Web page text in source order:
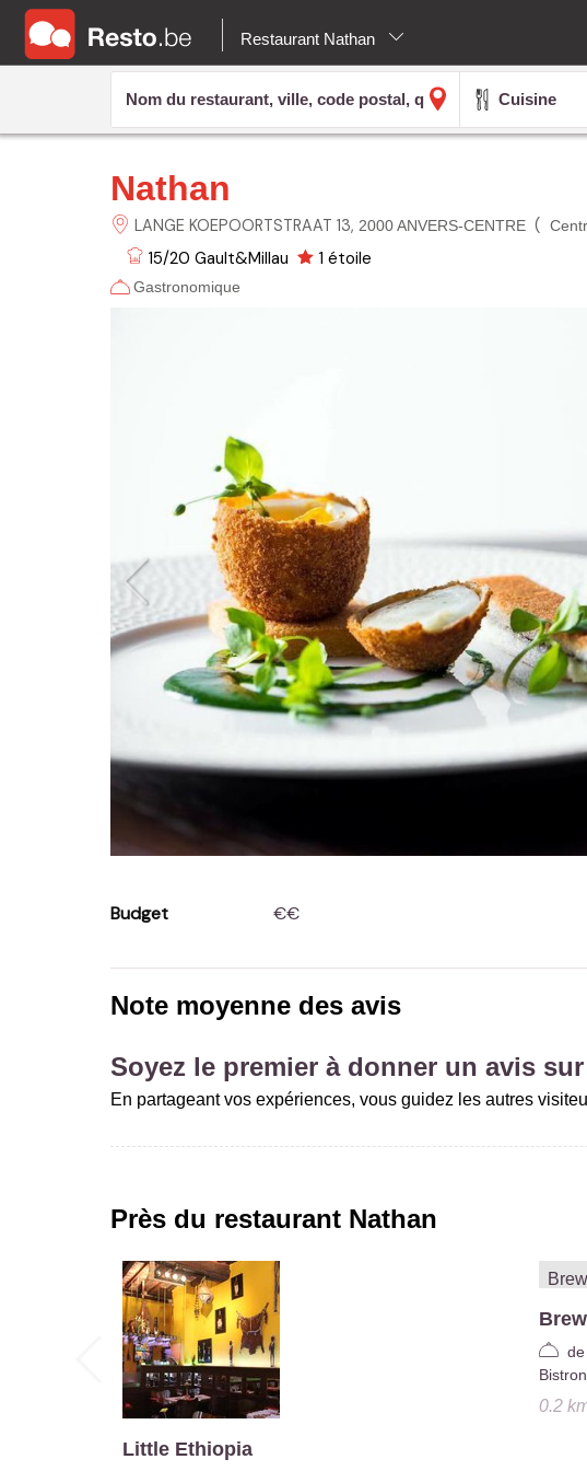
Restaurant Nathan
Cuisine
Nathan
LANGE KOEPOORTSTRAAT 13 2000 ANVERS-CENTRE(
15/20 Gault&Millau 1 étoile
Gastronomique
Budget €€
Note moyenne des avis
Soyez le premier à donner un avis
En partageant vos expériences, vous guidez les autres
Près du restaurant Nathan
Little Ethiopia
0.2